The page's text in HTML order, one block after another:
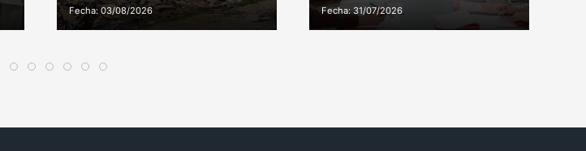
Fecha: 03/08/2026 Fecha: 31/07/2026